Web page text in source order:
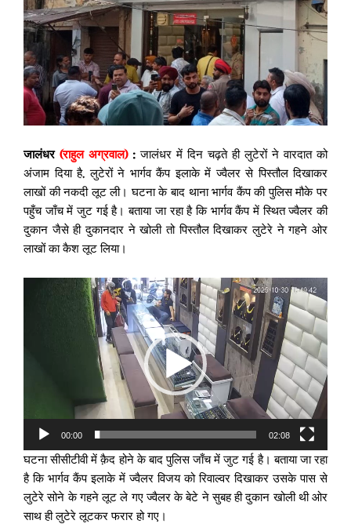
जालंधर (राहुल अग्रवाल): जालंधर में दिन चढ़ते ही लुटेरों ने वारदात को
अंजाम दिया है, लुटेरों ने भार्गव कैंप इलाके में ज्वैलर से पिस्तौल दिखाकर
लाखों की नकदी लूट ली। घटना के बाद थाना भार्गव कैंप की पुलिस मौके पर
पहुँच जाँच में जुट गई है। बताया जा रहा है कि भार्गव कैंप में स्थित ज्वैलर की
दुकान जैसे ही दुकानदार ने खोली तो पिस्तौल दिखाकर लुटेरे ने गहने ओर
लाखों का कैश लूट लिया।
00:00 02:08
घटना सीसीटीवी में क़ैद होने के बाद पुलिस जाँच में जुट गई है। बताया जा रहा
है कि भार्गव कैंप इलाके में ज्वैलर विजय को रिवाल्वर दिखाकर उसके पास से
लुटेरे सोने के गहने लूट ले गए ज्वैलर के बेटे ने सुबह ही दुकान खोली थी ओर
साथ ही लुटेरे लूटकर फरार हो गए।